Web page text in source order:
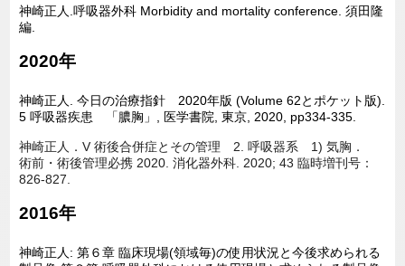
神崎正人.呼吸器外科 Morbidity and mortality conference. 須田隆
編.
2020年
神崎正人. 今日の治療指針 2020年版 (Volume 62と ポケット版).
5 呼吸器疾患 「膿胸」 医学書院 東京 , 2020, pp334-335.
神崎正人．V 術後合併症とその管理 2. 呼吸器系 1) 気胸 ．
術前・術後管理必携 2020. 消化器外科 . 2020; 43 臨時増刊号：
826-827.
2016年
神崎正人: 第６章 臨床現場(領域毎)の使用状況と今後求められる